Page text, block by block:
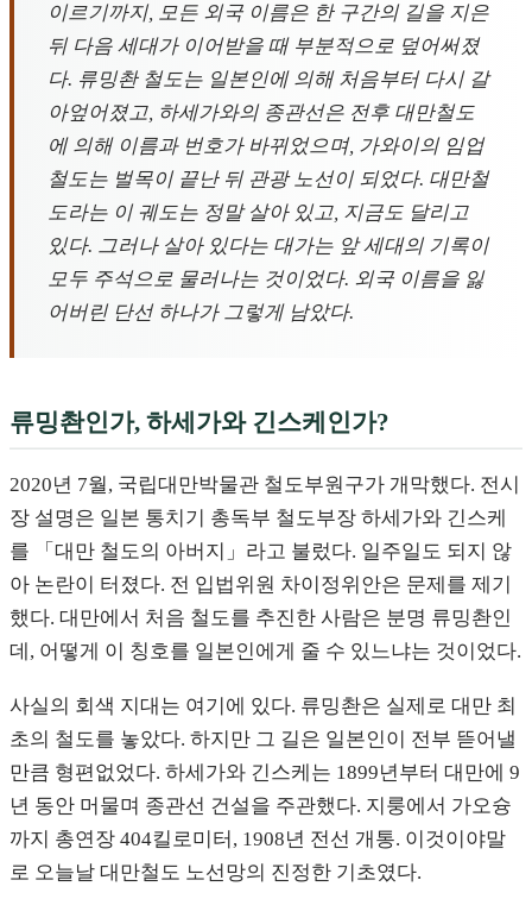
이르기까지, 모든 외국 이름은 한 구간의 길을 지은
뒤 다음 세대가 이어받을 때 부분적으로 덮어써졌
다. 류밍촨 철도는 일본인에 의해 처음부터 다시 갈
아엎어졌고, 하세가와의 종관선은 전후 대만철도
에 의해 이름과 번호가 바뀌었으며, 가와이의 임업
철도는 벌목이 끝난 뒤 관광 노선이 되었다. 대만철
도라는 이 궤도는 정말 살아 있고, 지금도 달리고
있다. 그러나 살아 있다는 대가는 앞 세대의 기록이
모두 주석으로 물러나는 것이었다. 외국 이름을 잃
어버린 단선 하나가 그렇게 남았다.
류밍촨인가, 하세가와 긴스케인가?
2020년 7월, 국립대만박물관 철도부원구가 개막했다. 전시
장 설명은 일본 통치기 총독부 철도부장 하세가와 긴스케
를 「대만 철도의 아버지」라고 불렀다. 일주일도 되지 않
아 논란이 터졌다. 전 입법위원 차이정위안은 문제를 제기
했다. 대만에서 처음 철도를 추진한 사람은 분명 류밍촨인
데, 어떻게 이 칭호를 일본인에게 줄 수 있느냐는 것이었다.
사실의 회색 지대는 여기에 있다. 류밍촨은 실제로 대만 최
초의 철도를 놓았다. 하지만 그 길은 일본인이 전부 뜯어낼
만큼 형편없었다. 하세가와 긴스케는 1899년부터 대만에 9
년 동안 머물며 종관선 건설을 주관했다. 지룽에서 가오슝
까지 총연장 404킬로미터, 1908년 전선 개통. 이것이야말
로 오늘날 대만철도 노선망의 진정한 기초였다.